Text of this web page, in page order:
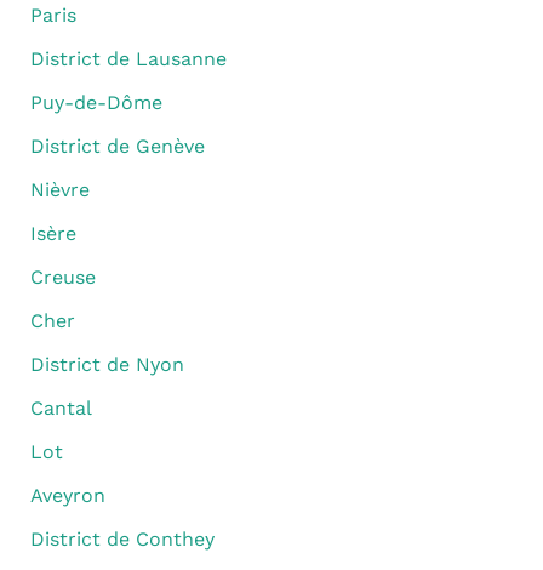
Paris
District de Lausanne
Puy-de-Dôme
District de Genève
Nièvre
Isère
Creuse
Cher
District de Nyon
Cantal
Lot
Aveyron
District de Conthey